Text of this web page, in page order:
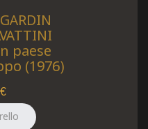
paese
(1976)